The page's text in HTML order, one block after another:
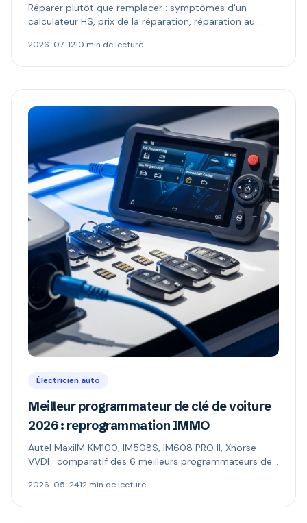
Réparer plutôt que remplacer : symptômes d'un
calculateur HS, prix de la réparation, réparation au
codage antidémarrage.
2026-07-1210 min de lecture
Électricien auto
Meilleur programmateur de clé de voiture
2026 : reprogrammation IMMO
Autel MaxiIM KM100, IM508S, IM608 PRO II, Xhorse
VVDI : comparatif des 6 meilleurs programmateurs de
fonctions IMMO, profils.
2026-05-2412 min de lecture